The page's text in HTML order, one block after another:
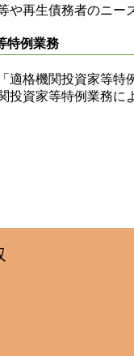
や再生債務者のニ
特例業務
適格機関投資家等特
投資家等特例業務に